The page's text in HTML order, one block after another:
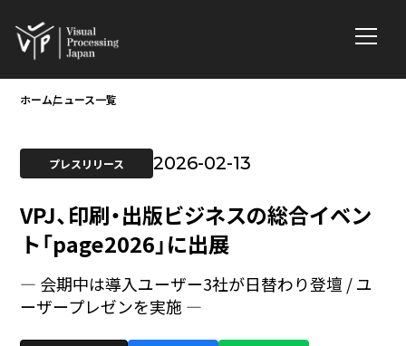
ホームニュース一覧
プレスリリース 2026-02-13
VPJ、印刷・出版ビジネスの総合イベン
ト「page2026」に出展
— 会期中は導入ユーザー3社が日替わり登壇 / ユ
ーザープレゼンを実施 —